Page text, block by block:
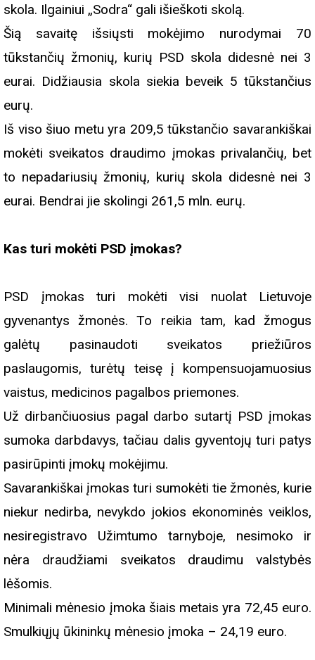
skola. Ilgainiui „Sodra“ gali išieškoti skolą.
Šią savaitę išsiųsti mokėjimo nurodymai 70
tūkstančių žmonių, kurių PSD skola didesnė nei 3
eurai. Didžiausia skola siekia beveik 5 tūkstančius
eurų.
Iš viso šiuo metu yra 209,5 tūkstančio savarankiškai
mokėti sveikatos draudimo įmokas privalančių, bet
to nepadariusių žmonių, kurių skola didesnė nei 3
eurai. Bendrai jie skolingi 261,5 mln. eurų.
Kas turi mokėti PSD įmokas?
PSD įmokas turi mokėti visi nuolat Lietuvoje
gyvenantys žmonės. To reikia tam, kad žmogus
galėtų pasinaudoti sveikatos priežiūros
paslaugomis, turėtų teisę į kompensuojamuosius
vaistus, medicinos pagalbos priemones.
Už dirbančiuosius pagal darbo sutartį PSD įmokas
sumoka darbdavys, tačiau dalis gyventojų turi patys
pasirūpinti įmokų mokėjimu.
Savarankiškai įmokas turi sumokėti tie žmonės, kurie
niekur nedirba, nevykdo jokios ekonominės veiklos,
nesiregistravo Užimtumo tarnyboje, nesimoko ir
nėra draudžiami sveikatos draudimu valstybės
lėšomis.
Minimali mėnesio įmoka šiais metais yra 72,45 euro.
Smulkiųjų ūkininkų mėnesio įmoka – 24,19 euro.